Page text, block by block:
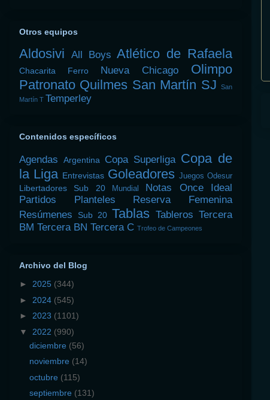
Otros equipos
Aldosivi All Boys Atlético de Rafaela
Chacarita Ferro Nueva Chicago
Olimpo
Patronato Quilmes San Martín SJ
San
Martín T Temperley
Contenidos específicos
Agendas Argentina Copa Superliga Copa de
la Liga Entrevistas Goleadores Juegos Odesur
Libertadores Sub 20 Mundial Notas
Once Ideal
Partidos
Planteles
Reserva Femenina
Resúmenes
Sub 20 Tablas Tableros Tercera
BM Tercera BN Tercera C Trofeo de Campeones
Archivo del Blog
► 2025 (344)
► 2024 (545)
► 2023 (1101)
▼ 2022 (990)
diciembre (56)
noviembre (14)
octubre (115)
septiembre (131)